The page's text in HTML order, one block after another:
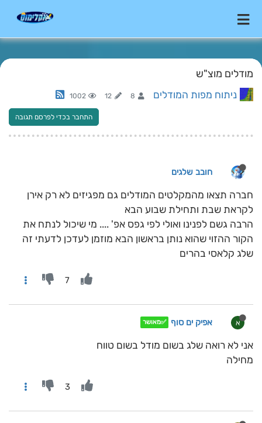
מודלים מוצ"ש
ניתוח מפות המודלים 8
12
1002
התחבר בכדי לפרסם תגובה
חובב שלגים
חברה תצאו מהמקלטים המודלים גם מפגיזים לא רק אירן
לקראת שבת ותחילת שבוע הבא
הרבה גשם לפנינו ואולי לפי גפס אפ' .... מי שיכול לנתח את
הקור ההזוי שהוא נותן בראשון הבא מוזמן לעדכן לדעתי זה
שלג קלאסי בהרים
7
א אפיק ים סוף ✅מאושר
אני לא רואה שלג בשום מודל בשום טווח
מחילה
3